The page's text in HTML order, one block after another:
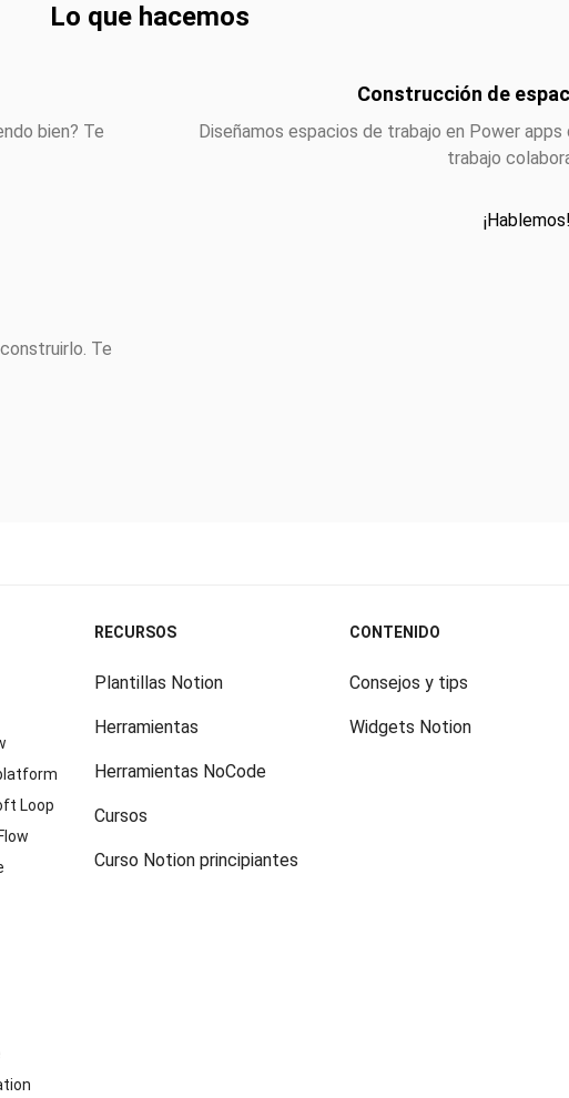
Lo que hacemos
bien? Te
Construcción de
Diseñamos espacios de trabajo en Power apps
trabajo
¡Hablemos!
Te
Loop
RECURSOS
Plantillas Notion
Herramientas
Herramientas NoCode
Cursos
Curso Notion principiantes
CONTENIDO
Consejos y tips
Widgets Notion